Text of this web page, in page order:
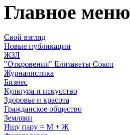
Главное меню
Свой взгляд
Новые публикации
ЖЗЛ
"Откровения" Елизаветы Сокол
Журналистика
Бизнес
Культура и искусство
Здоровье и красота
Гражданское общество
Земляки
Ищу пару = М + Ж